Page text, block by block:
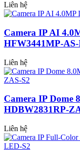
Liên hệ
Camera IP AI
HFW3441MP-
Liên hệ
Camera IP Dome
HDBW2831RP-
Liên hệ